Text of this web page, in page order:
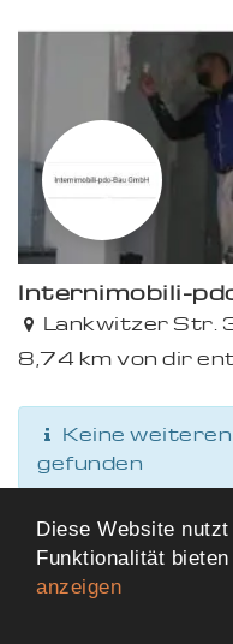
Internimobili-
Lankwitzer Str.
8,74 km von dir
Keine
gefunden
Diese Website
Funktionalität
anzeigen